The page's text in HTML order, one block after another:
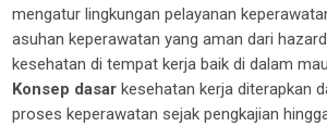
mengatur lingkungan pelayanan
asuhan keperawatanyang aman darihazard
kesehatan di tempat kerja baikdi dalam
Konsep dasar kesehatan kerja diterapkan
proses keperawatan sejak pengkajian